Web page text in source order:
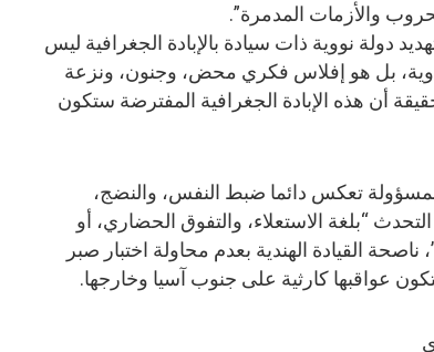
والأزمات المدمرة”.
دولة نووية ذات سيادة بالإبادة الجغرافية ليس
بل هو إفلاس فكري محض، وجنون، ونزعة
أن هذه الإبادة الجغرافية المفترضة ستكون
تعكس دائما ضبط النفس، والنضج،
“بلغة الاستعلاء، والتفوق الحضاري، أو
ناصحة القيادة الهندية بعدم محاولة اختبار صبر
عواقبها كارثية على جنوب آسيا وخارجها.